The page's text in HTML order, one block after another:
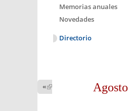
Memorias anuales
Novedades
Directorio
Agosto
«
external)